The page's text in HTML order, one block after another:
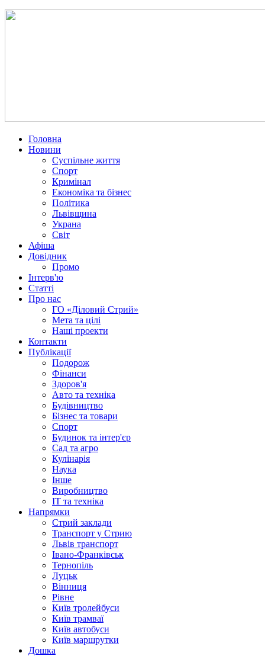
Головна
Новини
Суспільне життя
Спорт
Кримінал
Економіка та бізнес
Політика
Львівщина
Украна
Світ
Афіша
Довідник
Промо
Інтерв'ю
Статті
Про нас
ГО «Діловий Стрий»
Мета та цілі
Наші проекти
Контакти
Публікації
Подорож
Фінанси
Здоров'я
Авто та техніка
Будівництво
Бізнес та товари
Спорт
Будинок та інтер'єр
Сад та агро
Кулінарія
Наука
Інше
Виробництво
IT та техніка
Напрямки
Стрий заклади
Транспорт у Стрию
Львів транспорт
Івано-Франківськ
Тернопіль
Луцьк
Вінниця
Рівне
Київ тролейбуси
Київ трамваї
Київ автобуси
Київ маршрутки
Дошка